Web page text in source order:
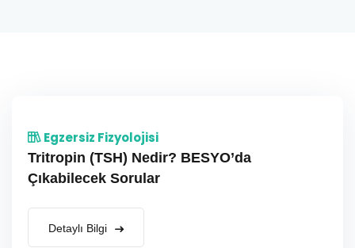
Egzersiz Fizyolojisi
Tritropin (TSH) Nedir? BESYO’da
Çıkabilecek Sorular
Detaylı Bilgi